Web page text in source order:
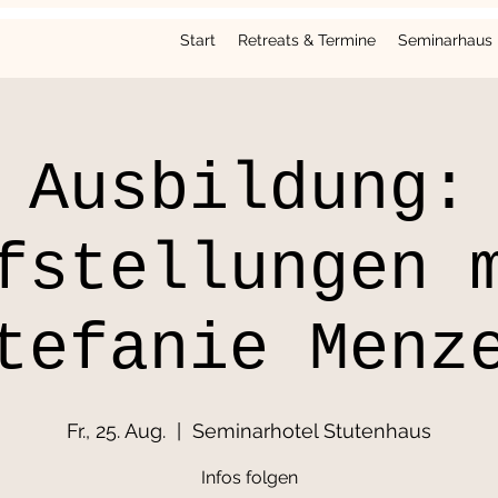
Start Retreats & Termine Seminarhaus
Ausbildung:
Fr., 25. Aug. Seminarhotel Stutenhaus
Infos folgen